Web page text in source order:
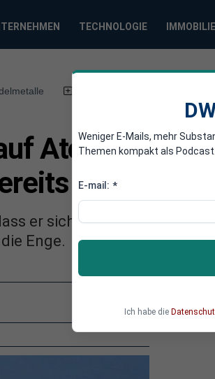
TECHNOLOGIE
Atomkrieg
er sich aus dem Krieg
Enge.
Weniger E-Mails, mehr
Themen kompakt als
E-mail: *
Ich habe die